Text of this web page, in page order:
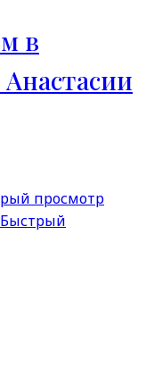
в
просмотр
Быстрый